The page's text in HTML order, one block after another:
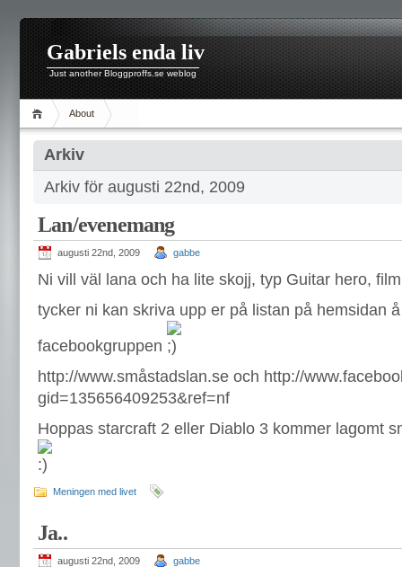
Gabriels enda liv
Just another Bloggproffs.se weblog
About
Arkiv
Arkiv för augusti 22nd, 2009
Lan/evenemang
augusti 22nd, 2009 gabbe
Ni vill väl lana och ha lite skojj, typ Guitar hero,
tycker ni kan skriva upp er på listan på hemsidan
facebookgruppen
http://www.småstadslan.se och http://
gid=135656409253&ref=nf
Hoppas starcraft 2 eller Diablo 3 kommer lagomt
Meningen med livet
Ja..
augusti 22nd, 2009 gabbe